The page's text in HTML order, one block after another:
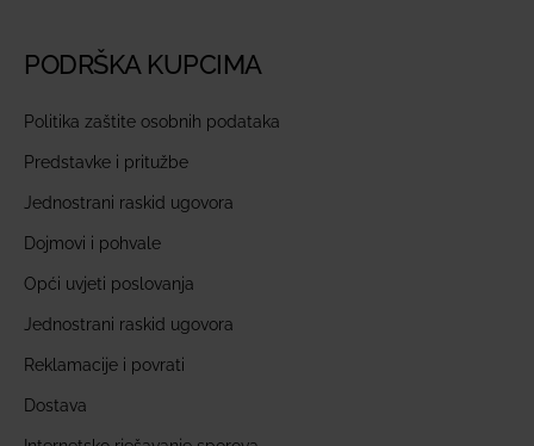
PODRŠKA KUPCIMA
Politika zaštite osobnih podataka
Predstavke i pritužbe
Jednostrani raskid ugovora
Dojmovi i pohvale
Opći uvjeti poslovanja
Jednostrani raskid ugovora
Reklamacije i povrati
Dostava